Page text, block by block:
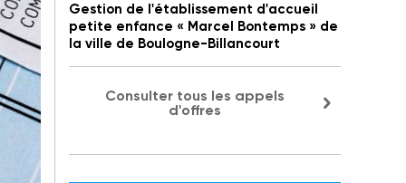
Gestion de l'établissement d'accueil
petite enfance « Marcel Bontemps » de
la ville de Boulogne-Billancourt
Consulter tous les appels
d'offres